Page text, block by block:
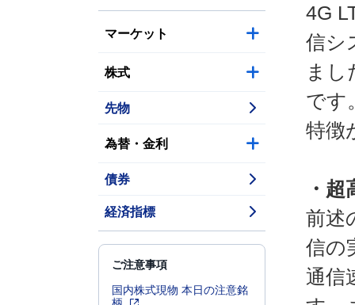
マーケット
株式
先物
為替・金利
債券
経済指標
ご注意事項
国内株式現物 本日の注意銘
柄
4G
信シ
まし
です
特徴
・
前述
信の
通信